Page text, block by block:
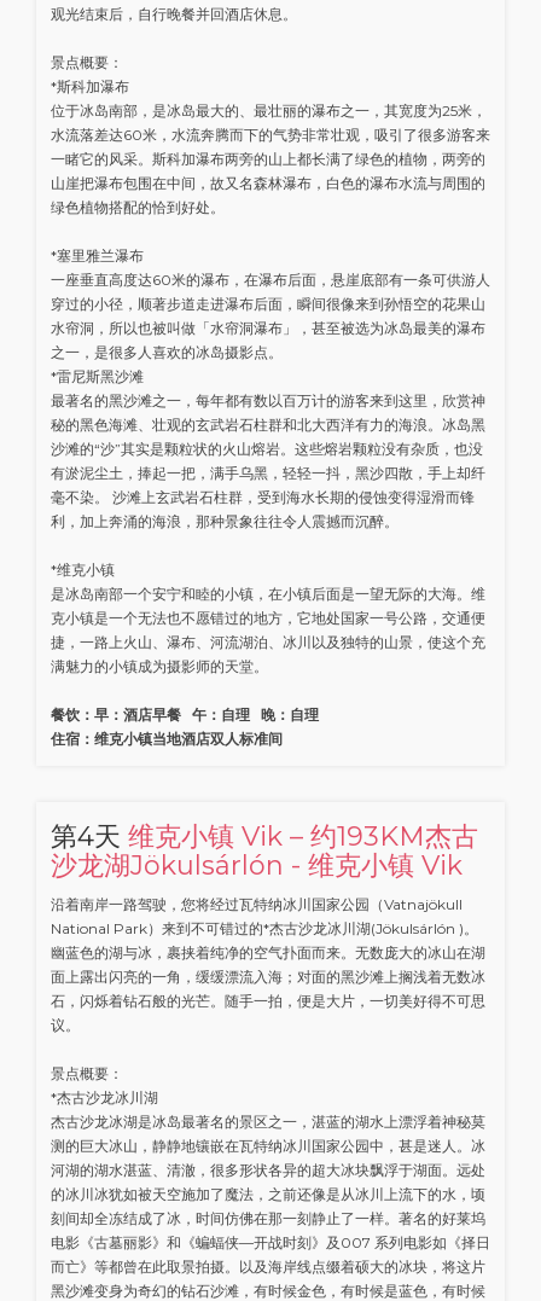
观光结束后，自行晚餐并回酒店休息。
景点概要：
*斯科加瀑布
位于冰岛南部，是冰岛最大的、最壮丽的瀑布之一，其宽度为25米，
水流落差达60米，水流奔腾而下的气势非常壮观，吸引了很多游客来
一睹它的风采。斯科加瀑布两旁的山上都长满了绿色的植物，两旁的
山崖把瀑布包围在中间，故又名森林瀑布，白色的瀑布水流与周围的
绿色植物搭配的恰到好处。
*塞里雅兰瀑布
一座垂直高度达60米的瀑布，在瀑布后面，悬崖底部有一条可供游人
穿过的小径，顺著步道走进瀑布后面，瞬间很像来到孙悟空的花果山
水帘洞，所以也被叫做「水帘洞瀑布」，甚至被选为冰岛最美的瀑布
之一，是很多人喜欢的冰岛摄影点。
*雷尼斯黑沙滩
最著名的黑沙滩之一，每年都有数以百万计的游客来到这里，欣赏神
秘的黑色海滩、壮观的玄武岩石柱群和北大西洋有力的海浪。冰岛黑
沙滩的“沙”其实是颗粒状的火山熔岩。这些熔岩颗粒没有杂质，也没
有淤泥尘土，捧起一把，满手乌黑，轻轻一抖，黑沙四散，手上却纤
毫不染。 沙滩上玄武岩石柱群，受到海水长期的侵蚀变得湿滑而锋
利，加上奔涌的海浪，那种景象往往令人震撼而沉醉。
*维克小镇
是冰岛南部一个安宁和睦的小镇，在小镇后面是一望无际的大海。维
克小镇是一个无法也不愿错过的地方，它地处国家一号公路，交通便
捷，一路上火山、瀑布、河流湖泊、冰川以及独特的山景，使这个充
满魅力的小镇成为摄影师的天堂。
餐饮：早：酒店早餐 午：自理 晚：自理
住宿：维克小镇当地酒店双人标准间
第4天 维克小镇 Vik – 约193KM杰古
沙龙湖Jökulsárlón - 维克小镇 Vik
沿着南岸一路驾驶，您将经过瓦特纳冰川国家公园（Vatnajökull
National Park）来到不可错过的*杰古沙龙冰川湖(Jökulsárlón )。
幽蓝色的湖与冰，裹挟着纯净的空气扑面而来。无数庞大的冰山在湖
面上露出闪亮的一角，缓缓漂流入海；对面的黑沙滩上搁浅着无数冰
石，闪烁着钻石般的光芒。随手一拍，便是大片，一切美好得不可思
议。
景点概要：
*杰古沙龙冰川湖
杰古沙龙冰湖是冰岛最著名的景区之一，湛蓝的湖水上漂浮着神秘莫
测的巨大冰山，静静地镶嵌在瓦特纳冰川国家公园中，甚是迷人。冰
河湖的湖水湛蓝、清澈，很多形状各异的超大冰块飘浮于湖面。远处
的冰川冰犹如被天空施加了魔法，之前还像是从冰川上流下的水，顷
刻间却全冻结成了冰，时间仿佛在那一刻静止了一样。著名的好莱坞
电影《古墓丽影》和《蝙蝠侠—开战时刻》及007 系列电影如《择日
而亡》等都曾在此取景拍摄。以及海岸线点缀着硕大的冰块，将这片
黑沙滩变身为奇幻的钻石沙滩，有时候金色，有时候是蓝色，有时候